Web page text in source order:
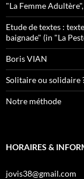
"La Femme
Etude de textes :
baignade" (in "La
Boris VIAN
Solitaire ou solidaire
Notre méthode
HORAIRES &
jovis38@gmail.com